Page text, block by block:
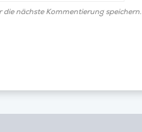
nächste Kommentierung speichern.